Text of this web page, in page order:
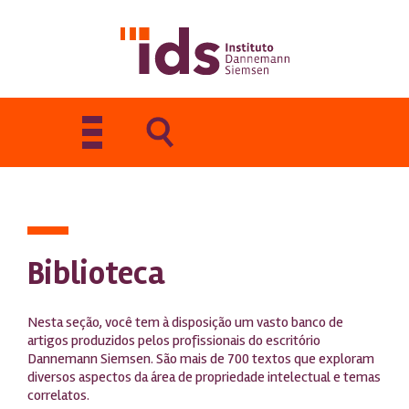
Toggle
navigation
Biblioteca
Nesta seção, você tem à disposição um vasto banco de
artigos produzidos pelos profissionais do escritório
Dannemann Siemsen. São mais de 700 textos que exploram
diversos aspectos da área de propriedade intelectual e temas
correlatos.